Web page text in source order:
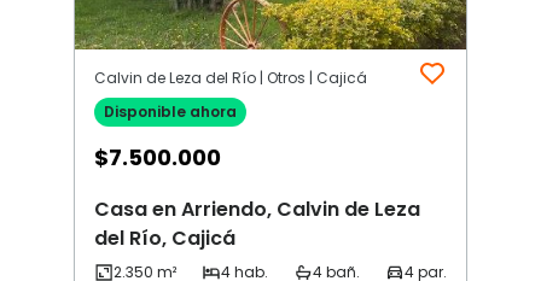
Calvin de Leza del Río | Otros | Cajicá
Disponible ahora
$7.500.000
Casa en Arriendo, Calvin de Leza
del Río, Cajicá